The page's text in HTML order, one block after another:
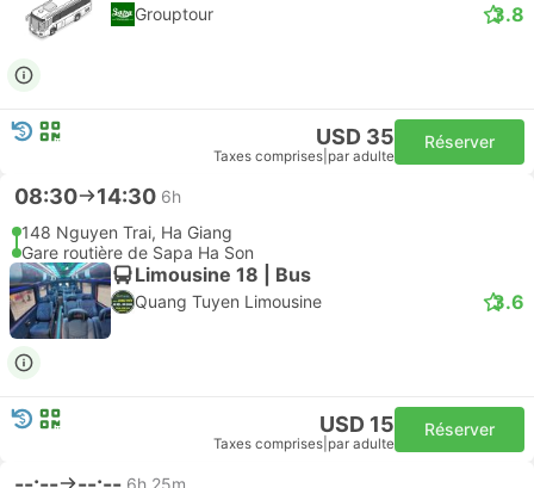
Grouptour 3.8
USD 35
Taxes comprises par adulte
Réserver
08:30 14:30 6h
148 Nguyen Trai, Ha Giang
Gare routière de Sapa Ha Son
Limousine 18 | Bus
Quang Tuyen Limousine 3.6
USD 15
Taxes comprises par adulte
Réserver
6h 25m